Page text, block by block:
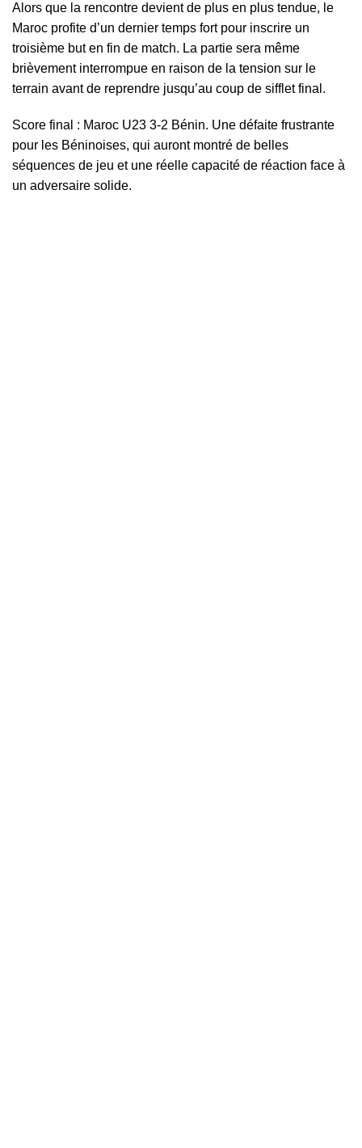
Alors que la rencontre devient de plus en plus tendue, le
Maroc profite d’un dernier temps fort pour inscrire un
troisième but en fin de match. La partie sera même
brièvement interrompue en raison de la tension sur le
terrain avant de reprendre jusqu’au coup de sifflet final.
Score final : Maroc U23 3-2 Bénin. Une défaite frustrante
pour les Béninoises, qui auront montré de belles
séquences de jeu et une réelle capacité de réaction face à
un adversaire solide.